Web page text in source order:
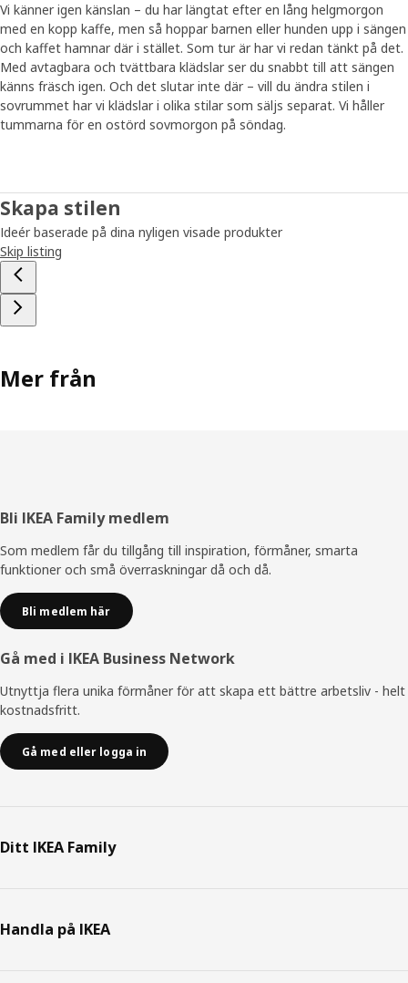
Vi känner igen känslan – du har längtat efter en lång helgmorgon
med en kopp kaffe, men så hoppar barnen eller hunden upp i sängen
och kaffet hamnar där i stället. Som tur är har vi redan tänkt på det.
Med avtagbara och tvättbara klädslar ser du snabbt till att sängen
känns fräsch igen. Och det slutar inte där – vill du ändra stilen i
sovrummet har vi klädslar i olika stilar som säljs separat. Vi håller
tummarna för en ostörd sovmorgon på söndag.
Skapa stilen
Ideér baserade på dina nyligen visade produkter
Skip listing
Mer från
Sidfot
Bli IKEA Family medlem
Som medlem får du tillgång till inspiration, förmåner, smarta
funktioner och små överraskningar då och då.
Bli medlem här
Gå med i IKEA Business Network
Utnyttja flera unika förmåner för att skapa ett bättre arbetsliv - helt
kostnadsfritt.
Gå med eller logga in
Ditt IKEA Family
Handla på IKEA